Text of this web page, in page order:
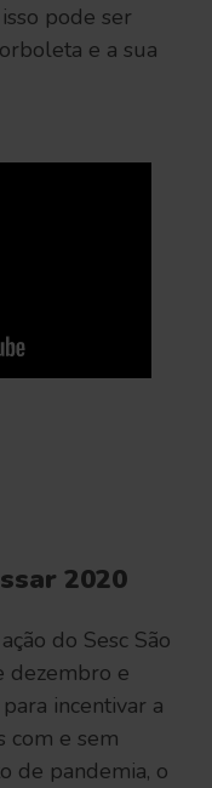
pode ser
e a sua
2020
do Sesc São
dezembro e
incentivar a
com e sem
de pandemia, o